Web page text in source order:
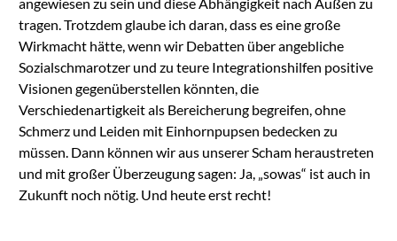
tragen. Trotzdem glaube ich daran, dass es eine große
Wirkmacht hätte, wenn wir Debatten über angebliche
Sozialschmarotzer und zu teure Integrationshilfen positive
Visionen gegenüberstellen könnten, die
Verschiedenartigkeit als Bereicherung begreifen, ohne
Schmerz und Leiden mit Einhornpupsen bedecken zu
müssen. Dann können wir aus unserer Scham heraustreten
und mit großer Überzeugung sagen: Ja, „sowas“ ist auch in
Zukunft noch nötig. Und heute erst recht!